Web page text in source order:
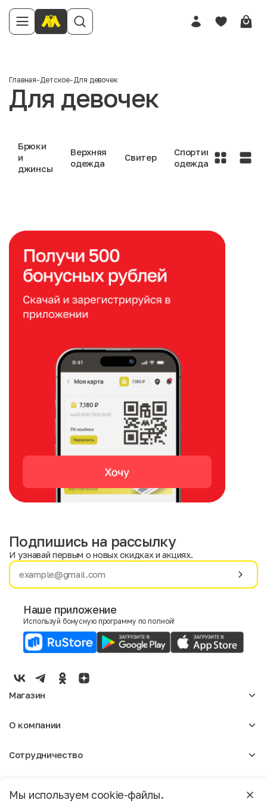
Главная-Детское-Для девочек
Для девочек
Брюки
и
джинсы
Верхняя
одежда
Свитер
Спортивная
одежда
и
Имя
E-mail
Мужской
Женский
Мы используем cookie-файлы.
Москва
Подпишись на рассылку
И узнавай первым о новых скидках и акциях.
Наше приложение
Используй бонусную программу по полной!
Магазин
Мужское
О компании
Отзывы
Магазины
Сотрудничество
Реклама